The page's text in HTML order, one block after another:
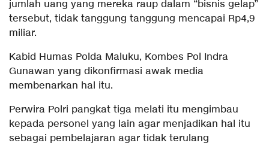
jumlah uang yang mereka raup dalam “bisnis gelap”
tersebut, tidak tanggung tanggung mencapai Rp4,9
miliar.
Kabid Humas Polda Maluku, Kombes Pol Indra
Gunawan yang dikonfirmasi awak media
membenarkan hal itu.
Perwira Polri pangkat tiga melati itu mengimbau
kepada personel yang lain agar menjadikan hal itu
sebagai pembelajaran agar tidak terulang